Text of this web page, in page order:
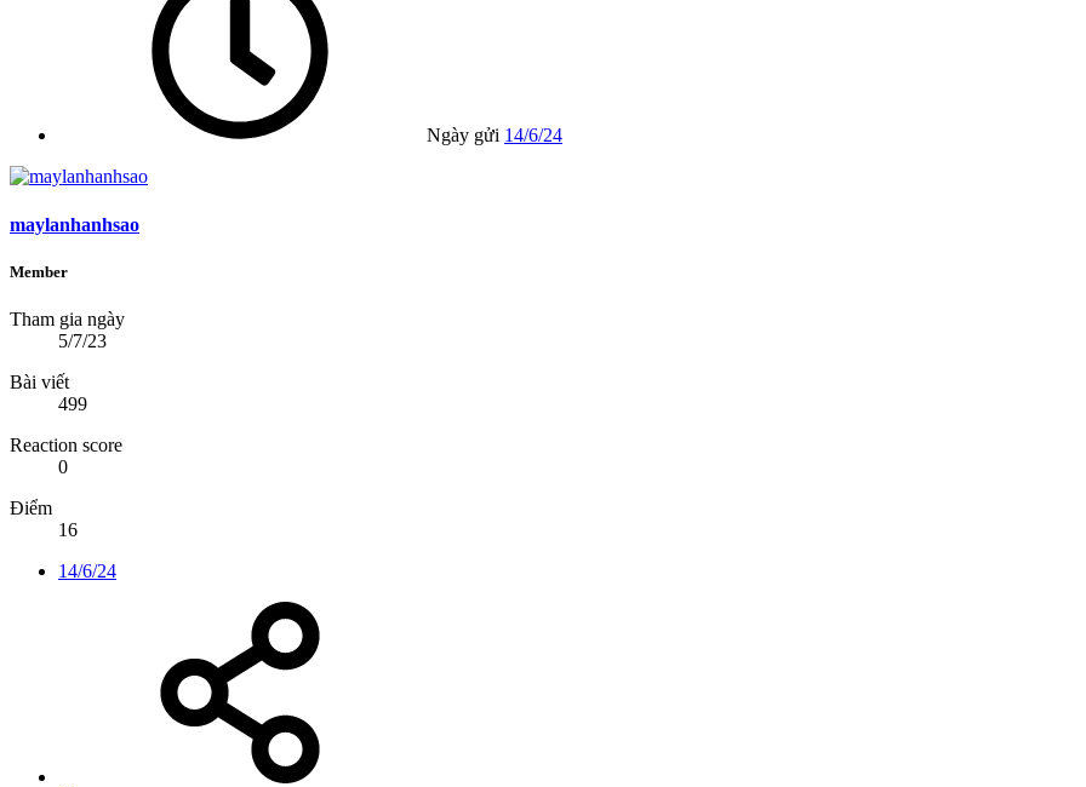
Ngày gửi 14/6/24
maylanhanhsao
Member
Tham gia ngày
5/7/23
Bài viết
499
Reaction score
0
Điểm
16
14/6/24